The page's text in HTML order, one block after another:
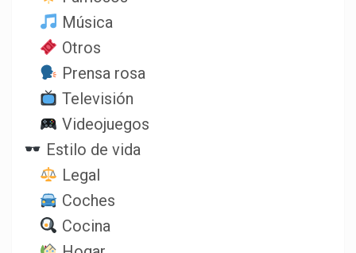
Música
Otros
Prensa rosa
Televisión
Videojuegos
Estilo de vida
Legal
Coches
Cocina